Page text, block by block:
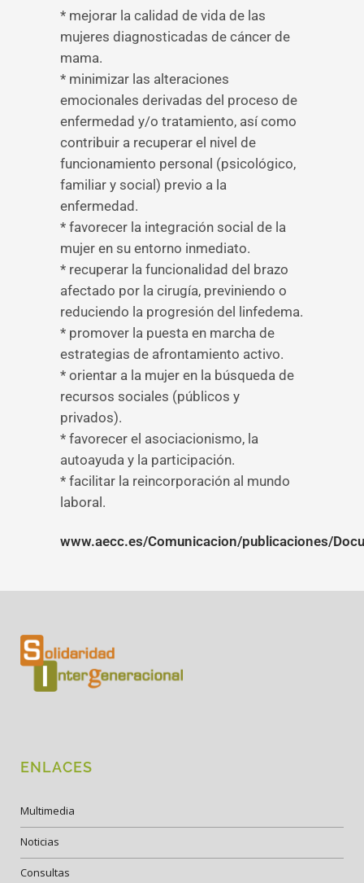
* mejorar la calidad de vida de las
mujeres diagnosticadas de cáncer de
mama.
* minimizar las alteraciones
emocionales derivadas del proceso de
enfermedad y/o tratamiento, así como
contribuir a recuperar el nivel de
funcionamiento personal (psicológico,
familiar y social) previo a la
enfermedad.
* favorecer la integración social de la
mujer en su entorno inmediato.
* recuperar la funcionalidad del brazo
afectado por la cirugía, previniendo o
reduciendo la progresión del linfedema.
* promover la puesta en marcha de
estrategias de afrontamiento activo.
* orientar a la mujer en la búsqueda de
recursos sociales (públicos y
privados).
* favorecer el asociacionismo, la
autoayuda y la participación.
* facilitar la reincorporación al mundo
laboral.
www.aecc.es/Comunicacion/publicaciones/
ENLACES
Multimedia
Noticias
Consultas